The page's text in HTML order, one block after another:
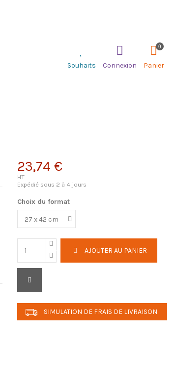
Souhaits Connexion
0
Panier
23,74 €
HT
Expédié sous 2 à 4 jours
Choix du format
AJOUTER AU PANIER
SIMULATION DE FRAIS DE LIVRAISON